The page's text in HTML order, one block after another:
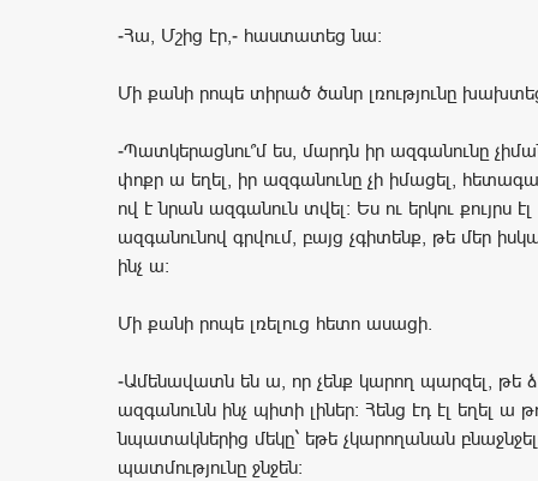
-Հա, Մշից էր,- հաստատեց նա:
Մի քանի րոպե տիրած ծանր լռությունը
-Պատկերացնու՞մ ես, մարդն իր ազգանունը
փոքր ա եղել, իր ազգանունը չի իմացել,
ով է նրան ազգանուն տվել: Ես ու երկու քույրս էլ
ազգանունով գրվում, բայց չգիտենք, թե մեր
ինչ ա:
Մի քանի րոպե լռելուց հետո ասացի.
-Ամենավատն են ա, որ չենք կարող պարզել, թե
ազգանունն ինչ պիտի լիներ: Հենց էդ էլ եղել ա
նպատակներից մեկը` եթե չկարողանան
պատմությունը ջնջեն: